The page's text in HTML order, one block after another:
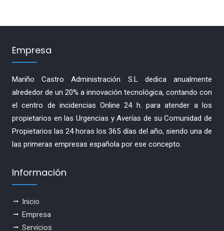
Empresa
Mariño Castro Administración S.L dedica anualmente
alrededor de un 20% a innovación tecnológica, contando con
el centro de incidencias Online 24 h. para atender a los
propietarios en las Urgencias y Averías de su Comunidad de
Propietarios las 24 horas los 365 días del año, siendo una de
las primeras empresas española por ese concepto.
Información
Inicio
Empresa
Servicios